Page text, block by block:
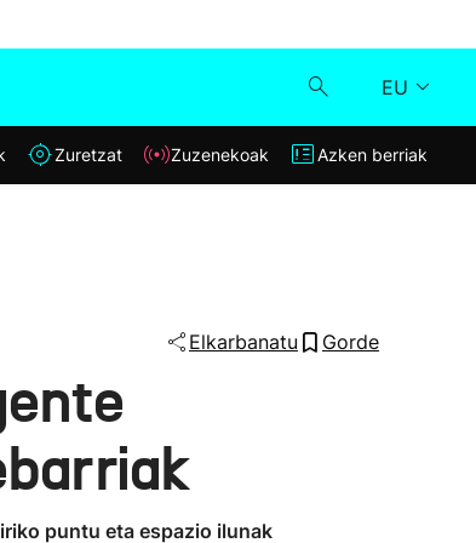
EU
Klisk
Zuretzat Zuzenekoak Azken berriak
Elkarbanatu Gorde
puntu eta espazio ilunak